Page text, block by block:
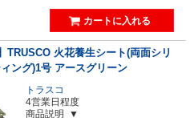
TRUSCO 火花養生シート(両面シリ
ング)1号 アースグリーン
トラスコ
4営業日程度
商品説明